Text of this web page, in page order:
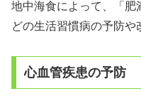
地中海食によって、「肥
どの生活習慣病の予防や
心血管疾患の予防